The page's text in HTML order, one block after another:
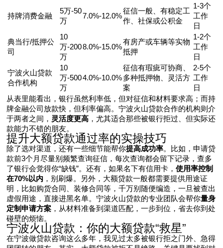
持牌消费金融
5万-50
万
7.0%-12.0%
征信一般、有稳定工
作、社保或公积金
1-3个
工作
日
典当行/抵押公
司
10
万-200
万
8.0%-15.0%
有房产或车辆等实物
抵押
1-2个
工作
日
宁波火山贷款
合作机构
10
万-500
万
4.0%-10.0%
征信有瑕疵可协商、
多种抵押物、灵活方
案
2-5个
工作
日
从表里能看出，银行虽然利率低，但对征信和材料要求高；而持
牌金融公司放款快，但利率偏高。宁波火山贷款合作的机构则介
于两者之间， 灵活度更高 ，尤其适合那些被银行拒过、但实际还
款能力不错的朋友。
提升大额贷款通过率的实操技巧
除了选对渠道，还有一些细节能帮你提高成功率。比如，申请贷
款前3个月尽量别频繁查询征信，每次查询都会留下记录，查多
了银行会觉得你“缺钱”。还有，如果名下有信用卡，使用率控制
在70%以内 ，别刷爆。另外，大额贷款一般都需要提供用途证
明，比如购货合同、装修合同等，千万别随便编造，一旦被查出
虚假用途，直接进黑名单。宁波火山贷款的专业团队会帮你量身
定制申请方案 ，从材料准备到渠道匹配，一步到位，省去你到处
碰壁的烦恼。
宁波火山贷款：你的大额贷款“救星”
在宁波做贷款咨询这么多年，我见过太多被银行拒之门外、急得